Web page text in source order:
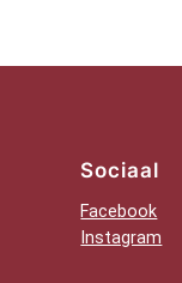
Sociaal
Facebook
Instagram